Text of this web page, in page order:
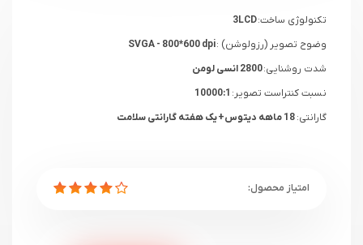
تکنولوژی ساخت:3LCD
وضوح تصویر (رزولوشن) :
شدت روشنایی:2800 انسی لومن
نسبت کنتراست تصویر:
گارانتی: